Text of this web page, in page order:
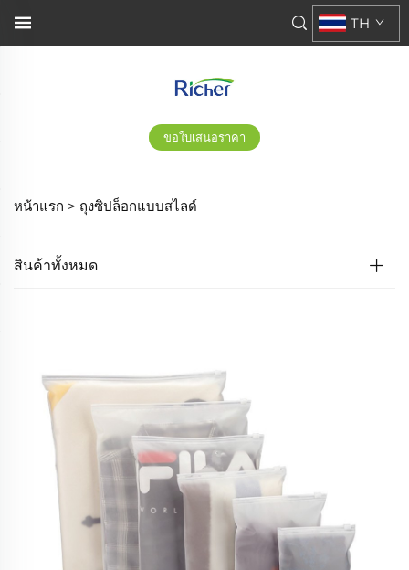
ขอใบเสนอราคา
TH
หน้าแรก > ถุงซิปล็อกแบบสไลด์
สินค้าทั้งหมด